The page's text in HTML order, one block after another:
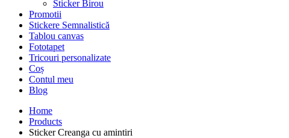
Sticker Birou
Promotii
Stickere Semnalistică
Tablou canvas
Fototapet
Tricouri personalizate
Coș
Contul meu
Blog
Home
Products
Sticker Creanga cu amintiri